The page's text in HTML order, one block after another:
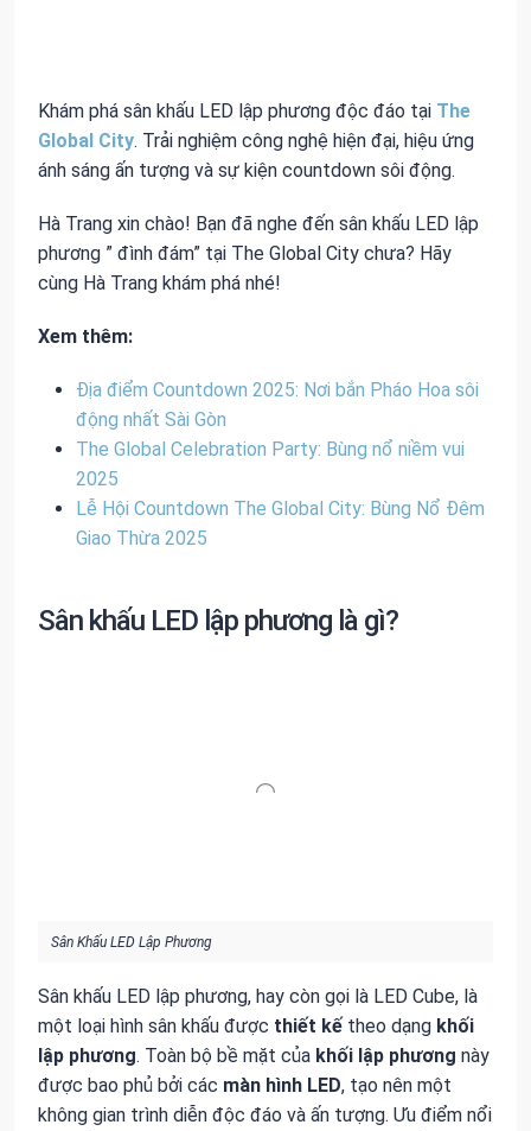
Khám phá sân khấu LED lập phương độc đáo tại The
Global City. Trải nghiệm công nghệ hiện đại, hiệu ứng
ánh sáng ấn tượng và sự kiện countdown sôi động.
Hà Trang xin chào! Bạn đã nghe đến sân khấu LED lập
phương ” đình đám” tại The Global City chưa? Hãy
cùng Hà Trang khám phá nhé!
Xem thêm:
Địa điểm Countdown 2025: Nơi bắn Pháo Hoa sôi
động nhất Sài Gòn
The Global Celebration Party: Bùng nổ niềm vui
2025
Lễ Hội Countdown The Global City: Bùng Nổ Đêm
Giao Thừa 2025
Sân khấu LED lập phương là gì?
Sân Khấu LED Lập Phương
Sân khấu LED lập phương, hay còn gọi là LED Cube, là
một loại hình sân khấu được thiết kế theo dạng khối
lập phương. Toàn bộ bề mặt của khối lập phương này
được bao phủ bởi các màn hình LED, tạo nên một
không gian trình diễn độc đáo và ấn tượng. Ưu điểm nổi